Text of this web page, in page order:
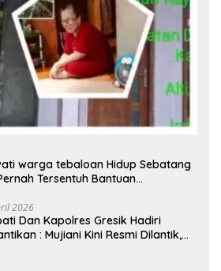
warga tebaloan Hidup Sebatang
Tersentuh Bantuan
2026
Dan Kapolres Gresik Hadiri
: Mujiani Kini Resmi Dilantik,